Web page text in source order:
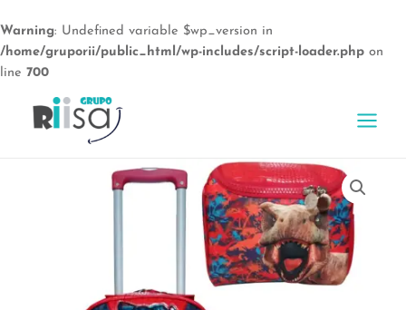
Warning: Undefined variable $wp_version in
/home/gruporii/public_html/wp-includes/script-loader.php on
line 700